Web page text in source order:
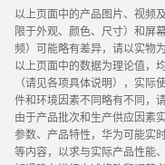
以上页面中的产品图片、视频
限于外观、颜色、尺寸）和屏
频）可能略有差异，请以实物为
以上页面中的数据为理论值，
（请见各项具体说明），实
件和环境因素不同略有不同，
由于产品批次和生产供应因素
参数、产品特性，华为可能实
等内容，以求与实际产品性能